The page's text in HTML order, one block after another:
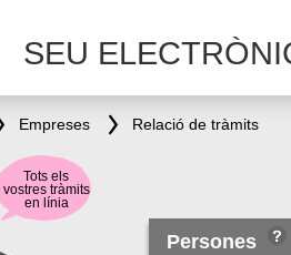
SEU
Empreses Relació de tràmits
Persones
Tots els
vostres tràmits
en línia